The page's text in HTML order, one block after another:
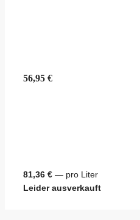
56,95 €
81,36 € — pro Liter
Leider ausverkauft